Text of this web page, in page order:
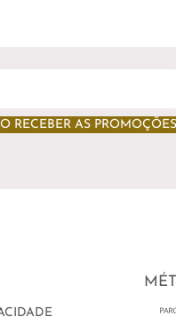
RECEBER AS PROMOÇÕES